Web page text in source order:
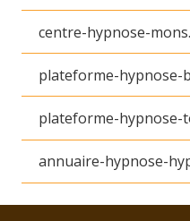
centre-hypnose-
plateforme-hypnose-
plateforme-hypnose-
annuaire-hypnose-